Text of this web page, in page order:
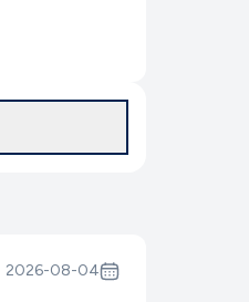
2026-08-04